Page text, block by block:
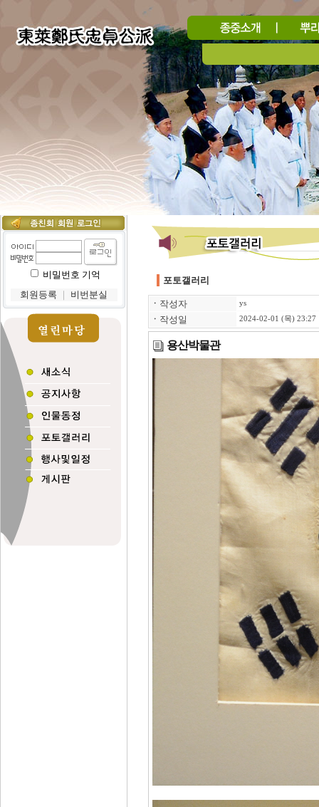
비밀번호 기억
회원등록
비번분실
포토갤러리
ㆍ 작성자 ys
ㆍ 작성일 2024-02-01 (목) 23:27
용산박물관